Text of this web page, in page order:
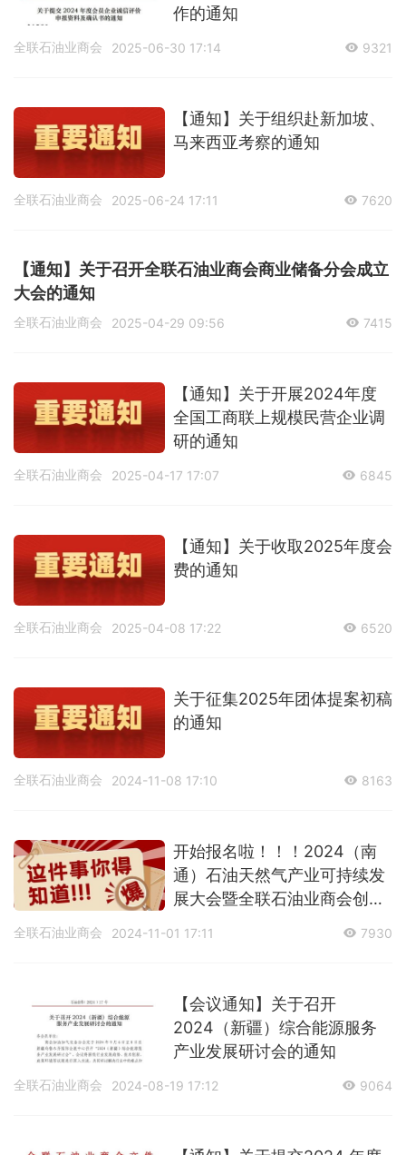
作的通知
全联石油业商会 2025-06-30 17:14 9321
【通知】关于组织赴新加坡、
马来西亚考察的通知
全联石油业商会 2025-06-24 17:11 7620
【通知】关于召开全联石油业商会商业储备分会成立
大会的通知
全联石油业商会 2025-04-29 09:56 7415
【通知】关于开展2024年度
全国工商联上规模民营企业调
研的通知
全联石油业商会 2025-04-17 17:07 6845
【通知】关于收取2025年度会
费的通知
全联石油业商会 2025-04-08 17:22 6520
关于征集2025年团体提案初稿
的通知
全联石油业商会 2024-11-08 17:10 8163
开始报名啦！！！2024（南
通）石油天然气产业可持续发
展大会暨全联石油业商会创会
全联石油业商会 2024-11-01 17:11 7930
【会议通知】关于召开
2024（新疆）综合能源服务
产业发展研讨会的通知
全联石油业商会 2024-08-19 17:12 9064